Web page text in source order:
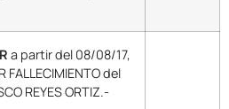
a partir del 08/08/17,
FALLECIMIENTO del
REYES ORTIZ.-